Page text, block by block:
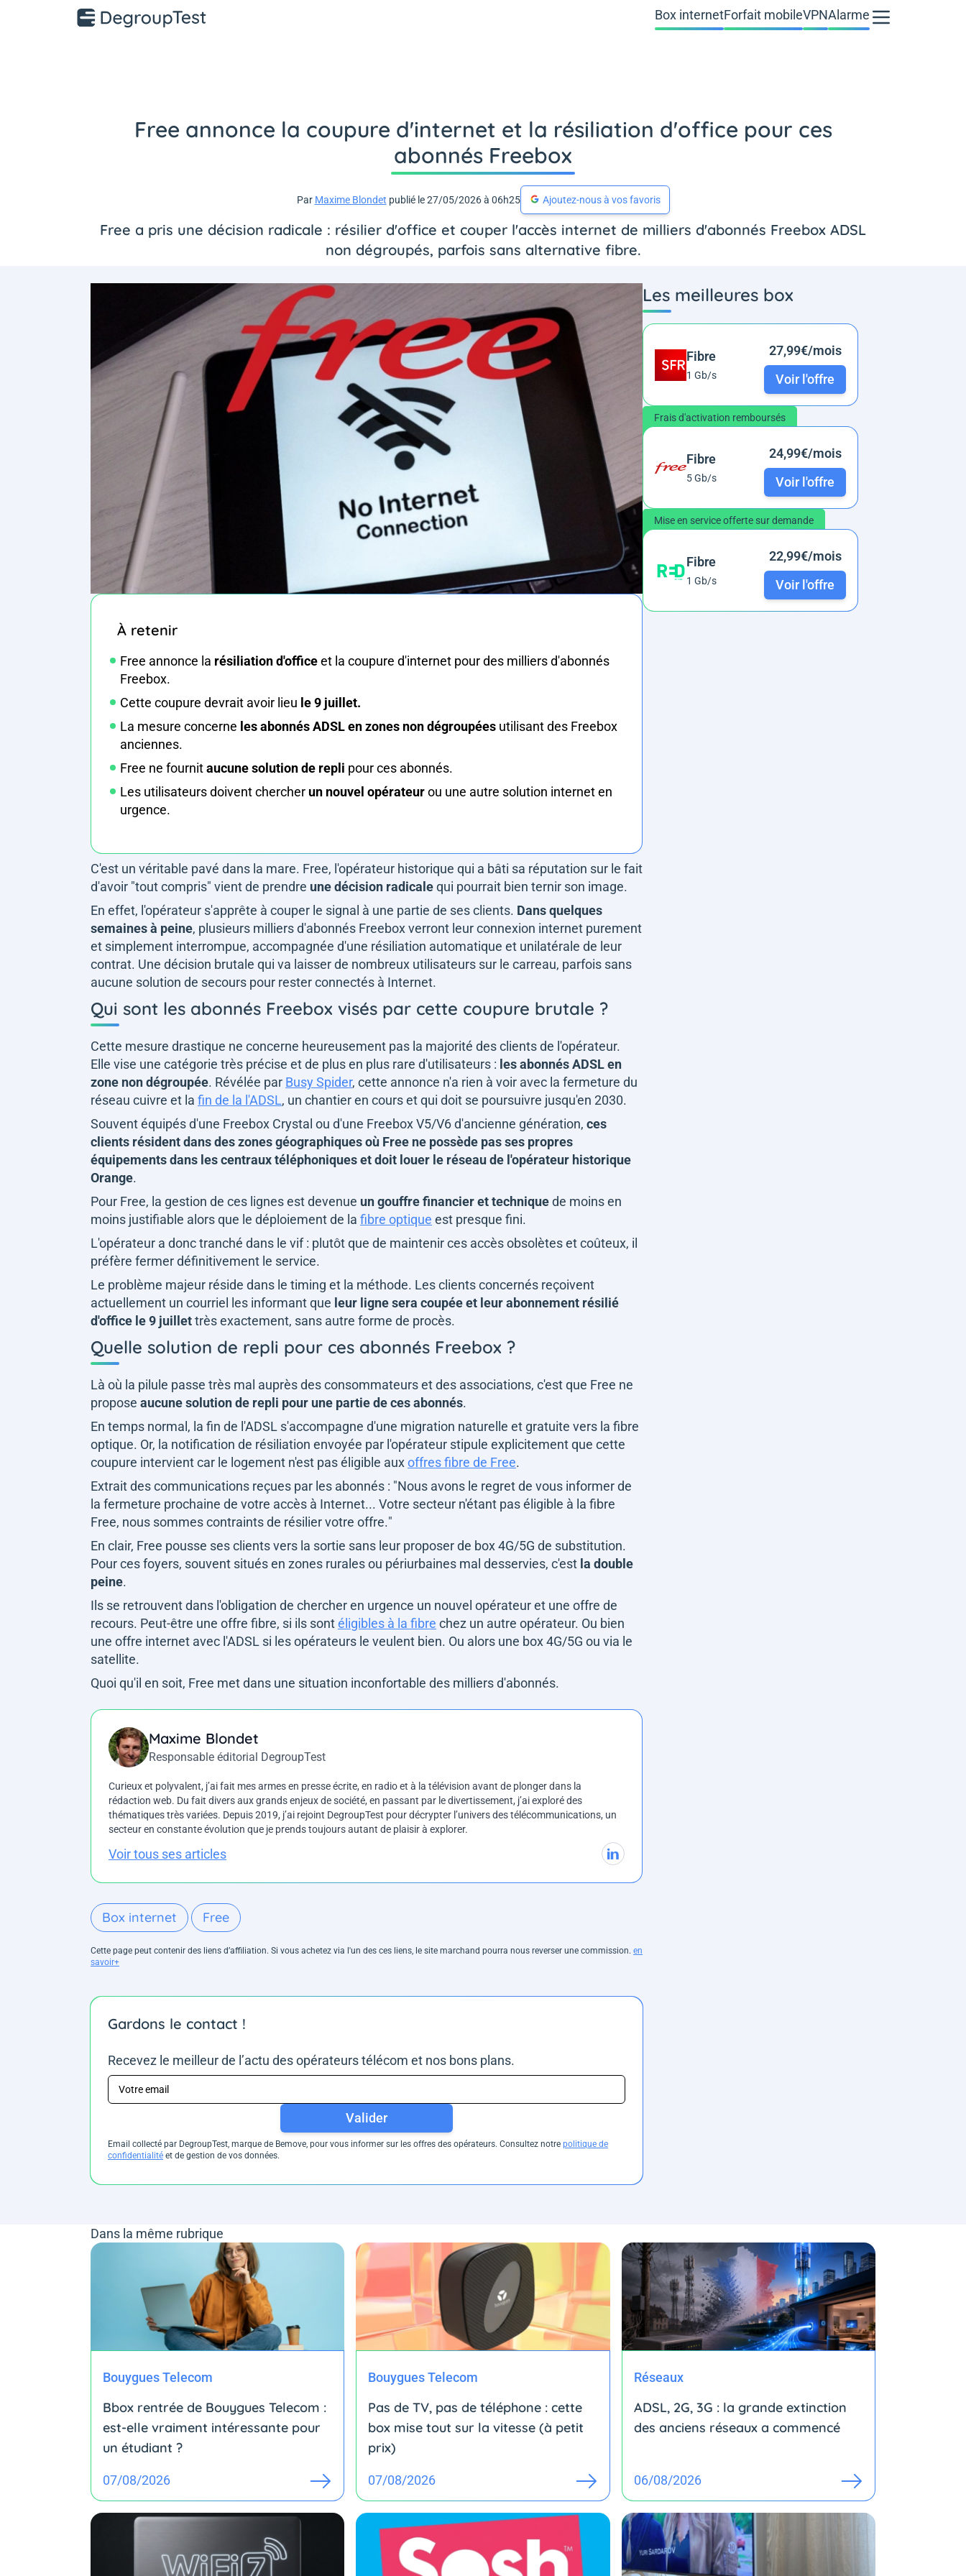
Box internetForfait mobileVPNAlarme
Free annonce la coupure d'internet et la résiliation d'office pour ces
abonnés Freebox
Par Maxime Blondet publié le 27/05/2026 à 06h25 Ajoutez-nous à vos favoris
Free a pris une décision radicale : résilier d'office et couper l'accès internet de milliers d'abonnés Freebox ADSL
non dégroupés, parfois sans alternative fibre.
À retenir
Free annonce la résiliation d'officeet la coupure d'internet pour des milliers d'abonnés
Freebox.
Cette coupure devrait avoir lieu le 9 juillet.
La mesure concerne les abonnés ADSL en zones non dégroupées utilisant des Freebox
anciennes.
Free ne fournitaucune solution de repli pour ces abonnés.
Les utilisateurs doivent chercher un nouvel opérateurou une autre solution internet en
urgence.
C'est un véritable pavé dans la mare. Free, l'opérateur historique qui a bâti sa réputation sur le fait
d'avoir "tout compris" vient de prendre une décision radicalequi pourrait bien ternir son image.
En effet, l'opérateur s'apprête à couper le signal à une partie de ses clients. Dans quelques
semaines à peine, plusieurs milliers d'abonnés Freebox verront leur connexion internet purement
et simplement interrompue, accompagnée d'une résiliation automatique et unilatérale de leur
contrat. Une décision brutale qui va laisser de nombreux utilisateurs sur le carreau, parfois sans
aucune solution de secours pour rester connectés à Internet.
Qui sont les abonnés Freebox visés par cette coupure brutale ?
Cette mesure drastique ne concerne heureusement pas la majorité des clients de l'opérateur.
Elle vise une catégorie très précise et de plus en plus rare d'utilisateurs : les abonnés ADSL en
zone non dégroupée. Révélée par Busy Spider, cette annonce n'a rien à voir avec la fermeture du
réseau cuivre et la fin de la l'ADSL, un chantier en cours et qui doit se poursuivre jusqu'en 2030.
Souvent équipés d'une Freebox Crystal ou d'une Freebox V5/V6 d'ancienne génération, ces
clients résident dans des zones géographiques où Free ne possède pas ses propres
équipements dans les centraux téléphoniques et doit louer le réseau de l'opérateur historique
Orange.
Pour Free, la gestion de ces lignes est devenue un gouffre financier et techniquede moins en
moins justifiable alors que le déploiement de la fibre optique est presque fini.
L'opérateur a donc tranché dans le vif : plutôt que de maintenir ces accès obsolètes et coûteux, il
préfère fermer définitivement le service.
Le problème majeur réside dans le timing et la méthode. Les clients concernés reçoivent
actuellement un courriel les informant que leur ligne sera coupée et leur abonnement résilié
d'office le 9 juillettrès exactement, sans autre forme de procès.
Quelle solution de repli pour ces abonnés Freebox ?
Là où la pilule passe très mal auprès des consommateurs et des associations, c'est que Free ne
propose aucune solution de repli pour une partie de ces abonnés.
En temps normal, la fin de l'ADSL s'accompagne d'une migration naturelle et gratuite vers la fibre
optique. Or, la notification de résiliation envoyée par l'opérateur stipule explicitement que cette
coupure intervient car le logement n'est pas éligible auxoffres fibre de Free.
Extrait des communications reçues par les abonnés : "Nous avons le regret de vous informer de
la fermeture prochaine de votre accès à Internet... Votre secteur n'étant pas éligible à la fibre
Free, nous sommes contraints de résilier votre offre."
En clair, Free pousse ses clients vers la sortie sans leur proposer de box 4G/5G de substitution.
Pour ces foyers, souvent situés en zones rurales ou périurbaines mal desservies, c'est la double
peine.
Ils se retrouvent dans l'obligation de chercher en urgence un nouvel opérateur et une offre de
recours. Peut-être une offre fibre, si ils sontéligibles à la fibre chez un autre opérateur. Ou bien
une offre internet avec l'ADSL si les opérateurs le veulent bien. Ou alors une box 4G/5G ou via le
satellite.
Quoi qu'il en soit, Free met dans une situation inconfortable des milliers d'abonnés.
Maxime Blondet
Responsable éditorial DegroupTest
Curieux et polyvalent, j’ai fait mes armes en presse écrite, en radio et à la télévision avant de plonger dans la
rédaction web. Du fait divers aux grands enjeux de société, en passant par le divertissement, j’ai exploré des
thématiques très variées. Depuis 2019, j’ai rejoint DegroupTest pour décrypter l’univers des télécommunications, un
secteur en constante évolution que je prends toujours autant de plaisir à explorer.
Voir tous ses articles
Box internet Free
Cette page peut contenir des liens d’affiliation. Si vous achetez via l'un des ces liens, le site marchand pourra nous reverser une commission. en
savoir+
Gardons le contact !
Recevez le meilleur de l’actu des opérateurs télécom et nos bons plans.
Valider
Email collecté par DegroupTest, marque de Bemove, pour vous informer sur les offres des opérateurs. Consultez notre politique de
confidentialité et de gestion de vos données.
Les meilleures box
Fibre
1 Gb/s
27,99€/mois
Voir l'offre
Frais d'activation remboursés
Fibre
5 Gb/s
24,99€/mois
Voir l'offre
Mise en service offerte sur demande
Fibre
1 Gb/s
22,99€/mois
Voir l'offre
Dans la même rubrique
Bouygues Telecom
Bbox rentrée de Bouygues Telecom :
est-elle vraiment intéressante pour
un étudiant ?
07/08/2026
Bouygues Telecom
Pas de TV, pas de téléphone : cette
box mise tout sur la vitesse (à petit
prix)
07/08/2026
Réseaux
ADSL, 2G, 3G : la grande extinction
des anciens réseaux a commencé
06/08/2026